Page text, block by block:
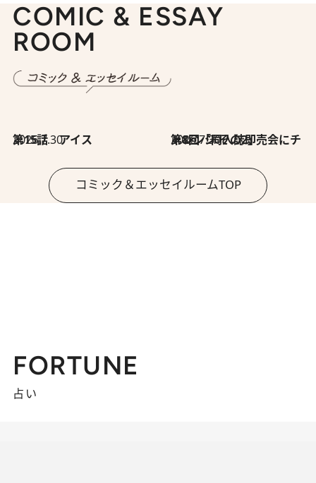
COMIC & ESSAY
ROOM
2026.7.30
第15話 アイス 2026.7.30
第8回「同人誌即売会にチャレンジ その2」
コミック＆エッセイルームTOP
FORTUNE
占い